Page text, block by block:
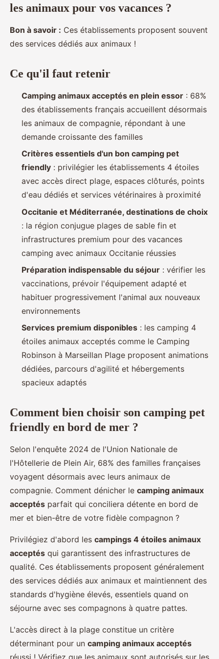
les animaux pour vos vacances ?
Bon à savoir : Ces établissements proposent souvent
des services dédiés aux animaux !
Ce qu'il faut retenir
Camping animaux acceptés en plein essor : 68%
des établissements français accueillent désormais
les animaux de compagnie, répondant à une
demande croissante des familles
Critères essentiels d'un bon camping pet
friendly : privilégier les établissements 4 étoiles
avec accès direct plage, espaces clôturés, points
d'eau dédiés et services vétérinaires à proximité
Occitanie et Méditerranée, destinations de choix
: la région conjugue plages de sable fin et
infrastructures premium pour des vacances
camping avec animaux Occitanie réussies
Préparation indispensable du séjour : vérifier les
vaccinations, prévoir l'équipement adapté et
habituer progressivement l'animal aux nouveaux
environnements
Services premium disponibles : les camping 4
étoiles animaux acceptés comme le Camping
Robinson à Marseillan Plage proposent animations
dédiées, parcours d'agilité et hébergements
spacieux adaptés
Comment bien choisir son camping pet
friendly en bord de mer ?
Selon l'enquête 2024 de l'Union Nationale de
l'Hôtellerie de Plein Air, 68% des familles françaises
voyagent désormais avec leurs animaux de
compagnie. Comment dénicher le camping animaux
acceptés parfait qui conciliera détente en bord de
mer et bien-être de votre fidèle compagnon ?
Privilégiez d'abord les campings 4 étoiles animaux
acceptés qui garantissent des infrastructures de
qualité. Ces établissements proposent généralement
des services dédiés aux animaux et maintiennent des
standards d'hygiène élevés, essentiels quand on
séjourne avec ses compagnons à quatre pattes.
L'accès direct à la plage constitue un critère
déterminant pour un camping animaux acceptés